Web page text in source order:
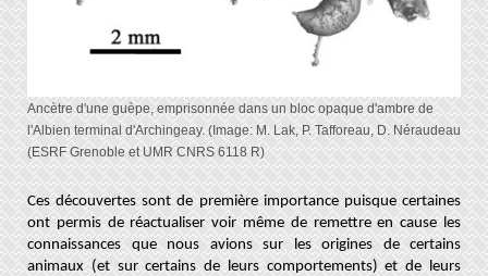
Ancètre d'une guèpe, emprisonnée dans un bloc opaque d'ambre de
l'Albien terminal d'Archingeay. (Image: M. Lak, P. Tafforeau, D. Néraudeau
(ESRF Grenoble et UMR CNRS 6118 R)
Ces découvertes sont de première importance puisque certaines
ont permis de réactualiser voir même de remettre en cause les
connaissances que nous avions sur les origines de certains
animaux (et sur certains de leurs comportements) et de leurs